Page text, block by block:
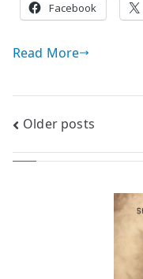
Facebook
Read More
Posts
navigation
Older posts